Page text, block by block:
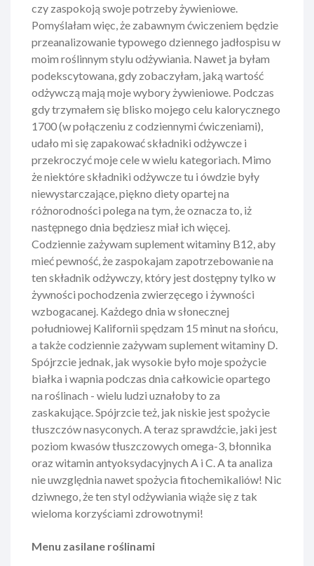
czy zaspokoją swoje potrzeby żywieniowe.
Pomyślałam więc, że zabawnym ćwiczeniem będzie
przeanalizowanie typowego dziennego jadłospisu w
moim roślinnym stylu odżywiania. Nawet ja byłam
podekscytowana, gdy zobaczyłam, jaką wartość
odżywczą mają moje wybory żywieniowe. Podczas
gdy trzymałem się blisko mojego celu kalorycznego
1700 (w połączeniu z codziennymi ćwiczeniami),
udało mi się zapakować składniki odżywcze i
przekroczyć moje cele w wielu kategoriach. Mimo
że niektóre składniki odżywcze tu i ówdzie były
niewystarczające, piękno diety opartej na
różnorodności polega na tym, że oznacza to, iż
następnego dnia będziesz miał ich więcej.
Codziennie zażywam suplement witaminy B12, aby
mieć pewność, że zaspokajam zapotrzebowanie na
ten składnik odżywczy, który jest dostępny tylko w
żywności pochodzenia zwierzęcego i żywności
wzbogacanej. Każdego dnia w słonecznej
południowej Kalifornii spędzam 15 minut na słońcu,
a także codziennie zażywam suplement witaminy D.
Spójrzcie jednak, jak wysokie było moje spożycie
białka i wapnia podczas dnia całkowicie opartego
na roślinach - wielu ludzi uznałoby to za
zaskakujące. Spójrzcie też, jak niskie jest spożycie
tłuszczów nasyconych. A teraz sprawdźcie, jaki jest
poziom kwasów tłuszczowych omega-3, błonnika
oraz witamin antyoksydacyjnych A i C. A ta analiza
nie uwzględnia nawet spożycia fitochemikaliów! Nic
dziwnego, że ten styl odżywiania wiąże się z tak
wieloma korzyściami zdrowotnymi!
Menu zasilane roślinami